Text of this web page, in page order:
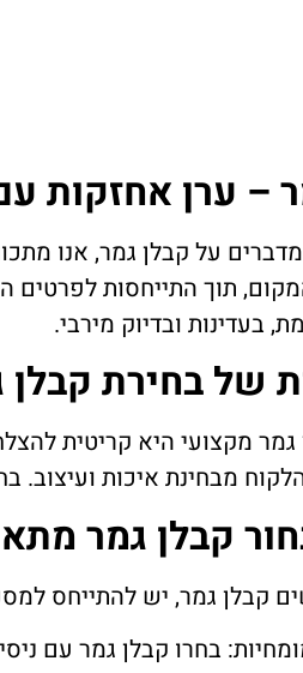
– ערן אחזקות
על קבלן גמר, אנו
תוך התייחסות לפרטים
בעדינות ובדיוק מירבי.
של בחירת קבלן
מקצועי היא קריטית
מבחינת איכות
קבלן גמר
קבלן גמר, יש להתייחס
בחרו קבלן גמר עם